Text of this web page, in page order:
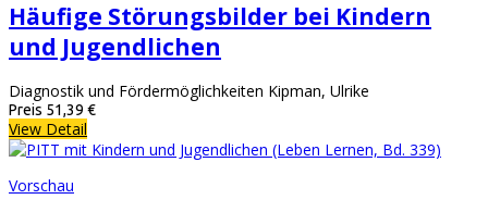
Häufige Störungsbilder bei Kindern
und Jugendlichen
Diagnostik und Fördermöglichkeiten Kipman, Ulrike
Preis 51,39 €
View Detail
Vorschau